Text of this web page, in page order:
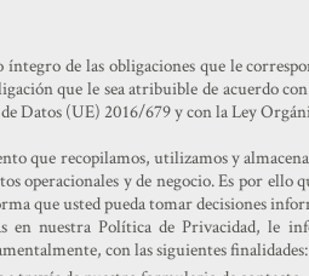
de las obligaciones que le
que le sea atribuible de acuerdo
Datos (UE) 2016/679 y con la Ley
que recopilamos, utilizamos y
operacionales y de negocio. Es por ello
que usted pueda tomar decisiones
en nuestra Política de Privacidad, le
con las siguientes finalidades: